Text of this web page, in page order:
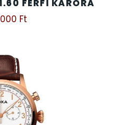
FÉRFI KARÓRA
Ft